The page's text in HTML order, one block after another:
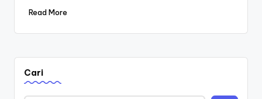
Read More
Cari